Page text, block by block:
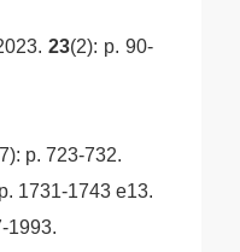
23(2): p. 90-
p. 723-732.
1731-1743 e13.
1993.